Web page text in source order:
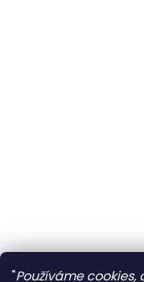
"Používáme